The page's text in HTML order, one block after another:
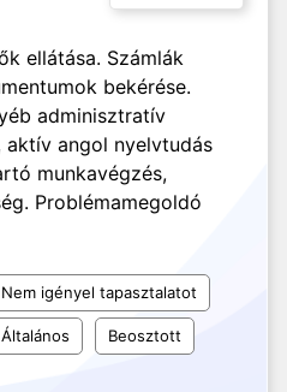
ellátása. Számlák
bekérése.
adminisztratív
angol nyelvtudás
munkavégzés,
Problémamegoldó
Nem igényel tapasztalatot
Általános Beosztott